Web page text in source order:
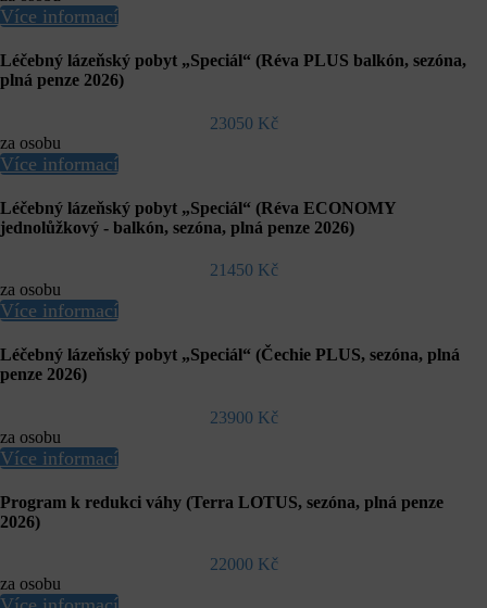
Více informací
Léčebný lázeňský pobyt „Speciál“ (Réva PLUS balkón, sezóna,
plná penze 2026)
23050 Kč
za osobu
Více informací
Léčebný lázeňský pobyt „Speciál“ (Réva ECONOMY
jednolůžkový - balkón, sezóna, plná penze 2026)
21450 Kč
za osobu
Více informací
Léčebný lázeňský pobyt „Speciál“ (Čechie PLUS, sezóna, plná
penze 2026)
23900 Kč
za osobu
Více informací
Program k redukci váhy (Terra LOTUS, sezóna, plná penze
2026)
22000 Kč
za osobu